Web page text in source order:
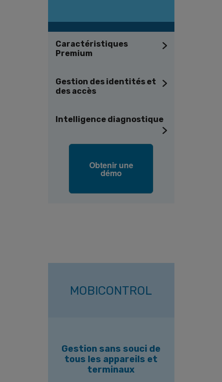
Caractéristiques
Premium
Gestion des identités et
des accès
Intelligence diagnostique
Obtenir une
démo
MOBICONTROL
Gestion sans souci de
tous les appareils et
terminaux